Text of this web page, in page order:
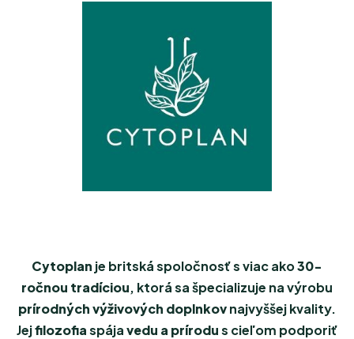
Cytoplan je britská spoločnosť s viac ako30-
ročnou tradíciou, ktorá sa špecializuje na výrobu
prírodných výživových doplnkovnajvyššej kvality.
Jejfilozofiaspájavedu a prírodus cieľom podporiť